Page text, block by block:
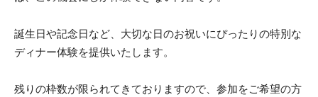
誕生日や記念日など、大切な日のお祝いにぴったりの特別な
ディナー体験を提供いたします。
残りの枠数が限られてきておりますので、参加をご希望の方